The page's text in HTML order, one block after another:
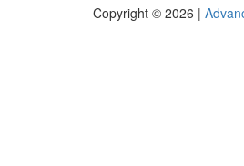
Copyright © 2026 |